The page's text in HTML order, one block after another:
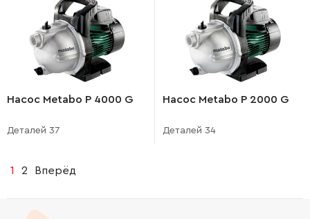
Насос Metabo P 4000 G
Деталей 37
Насос Metabo P 2000 G
Деталей 34
1 2 Вперёд